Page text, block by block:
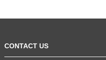
CONTACT US